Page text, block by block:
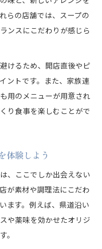
らの店舗では、スープの
ンスにこだわりが感じら
けるため、開店直後やピ
ントです。また、家族連
用のメニューが用意され
り食事を楽しむことがで
体験しよう
、ここでしか出会えない
が素材や調理法にこだわ
ます。例えば、県道沿い
や薬味を効かせたオリジ
。